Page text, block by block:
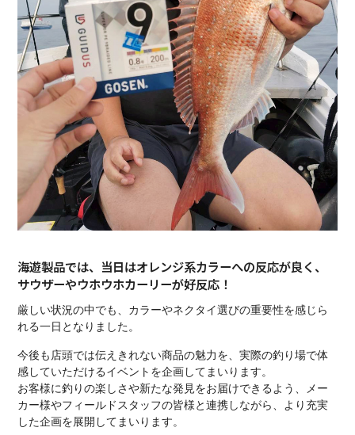
海遊製品では、当日はオレンジ系カラーへの反応が良く、
サウザーやウホウホカーリーが好反応！
厳しい状況の中でも、カラーやネクタイ選びの重要性を感じら
れる一日となりました。
今後も店頭では伝えきれない商品の魅力を、実際の釣り場で体
感していただけるイベントを企画してまいります。
お客様に釣りの楽しさや新たな発見をお届けできるよう、メー
カー様やフィールドスタッフの皆様と連携しながら、より充実
した企画を展開してまいります。